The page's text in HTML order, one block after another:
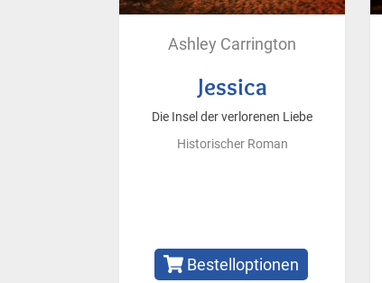
Ashley Carrington
Jessica
Die Insel der verlorenen Liebe
Historischer Roman
Bestelloptionen